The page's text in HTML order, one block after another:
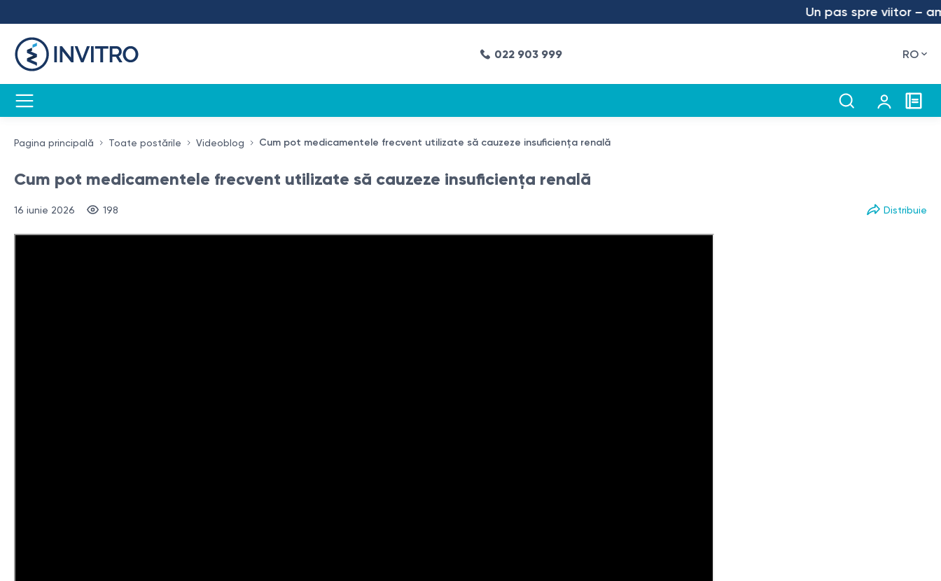
Un pas spre viitor – am
022 903 999 RO
Pagina principală Toate postările Videoblog Cum pot medicamentele frecvent utilizate să cauzeze insuficiența renală
Cum pot medicamentele frecvent utilizate să cauzeze insuficiența renală
16 iunie 2026 198 Distribuie